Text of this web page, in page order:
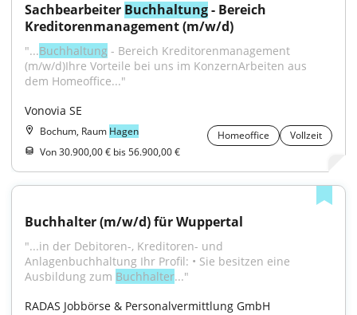
Sachbearbeiter Buchhaltung - Bereich
Kreditorenmanagement (m/w/d)
"...Buchhaltung - Bereich Kreditorenmanagement
(m/w/d)Ihre Vorteile bei uns im KonzernArbeiten aus
dem Homeoffice..."
Vonovia SE
Bochum, Raum Hagen Homeoffice
Vollzeit
Von 30.900,00 € bis 56.900,00 €
Buchhalter (m/w/d) für Wuppertal
"...in der Debitoren-, Kreditoren- und
Anlagenbuchhaltung Ihr Profil: • Sie besitzen eine
Ausbildung zum Buchhalter..."
RADAS Jobbörse & Personalvermittlung GmbH